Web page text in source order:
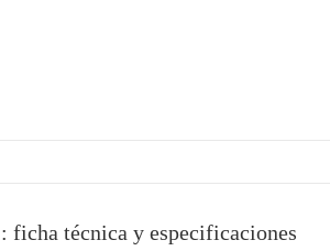
ficha técnica y especificaciones